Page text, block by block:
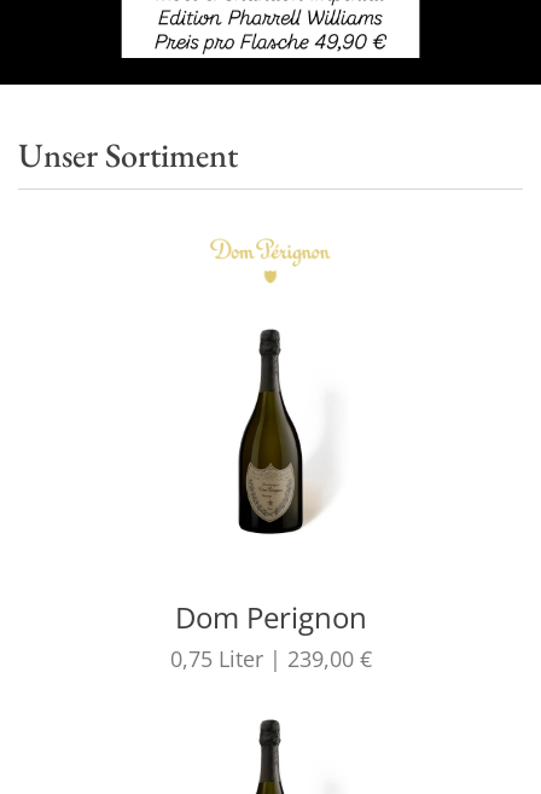
Unser Sortiment
Dom Perignon
0,75 Liter | 239,00 €